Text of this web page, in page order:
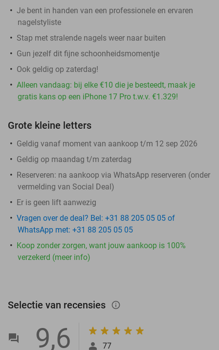
Je bent in handen van een professionele en ervaren
nagelstyliste
Stap met stralende nagels weer naar buiten
Gun jezelf dit fijne schoonheidsmomentje
Ook geldig op zaterdag!
Alleen vandaag: bij elke €10 die je besteedt, maak je
gratis kans op een iPhone 17 Pro t.w.v. €1.329!
Grote kleine letters
Geldig vanaf moment van aankoop t/m 12 sep 2026
Geldig op maandag t/m zaterdag
Reserveren: na aankoop via WhatsApp reserveren (onder
vermelding van Social Deal)
Er is geen lift aanwezig
Vragen over de deal? Bel: +31 88 205 05 05 of
WhatsApp met: +31 88 205 05 05
Koop zonder zorgen, want jouw aankoop is 100%
verzekerd (meer info)
Selectie van recensies info_outlined
9,6 77